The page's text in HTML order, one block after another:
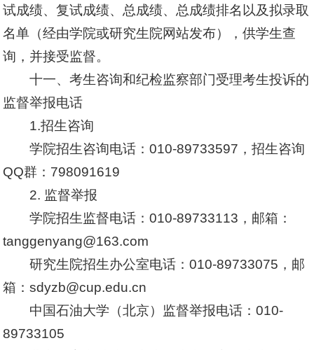
试成绩、复试成绩、总成绩、总成绩排名以及拟录取
名单（经由学院或研究生院网站发布），供学生查
询，并接受监督。
十一、考生咨询和纪检监察部门受理考生投诉的
监督举报电话
1.招生咨询
学院招生咨询电话：010-89733597，招生咨询
QQ群：798091619
2. 监督举报
学院招生监督电话：010-89733113，邮箱：
tanggenyang@163.com
研究生院招生办公室电话：010-89733075，邮
箱：sdyzb@cup.edu.cn
中国石油大学（北京）监督举报电话：010-
89733105